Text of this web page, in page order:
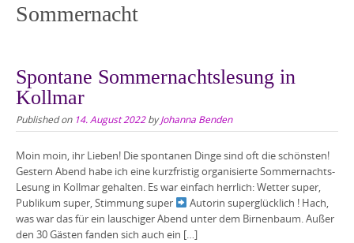
Sommernacht
Spontane Sommernachtslesung in
Kollmar
Published on 14. August 2022byJohanna Benden
Moin moin, ihr Lieben! Die spontanen Dinge sind oft die schönsten!
Gestern Abend habe ich eine kurzfristig organisierte Sommernachts-
Lesung in Kollmar gehalten. Es war einfach herrlich: Wetter super,
Publikum super, Stimmung super
Autorin superglücklich ! Hach,
was war das für ein lauschiger Abend unter dem Birnenbaum. Außer
den 30 Gästen fanden sich auch ein […]